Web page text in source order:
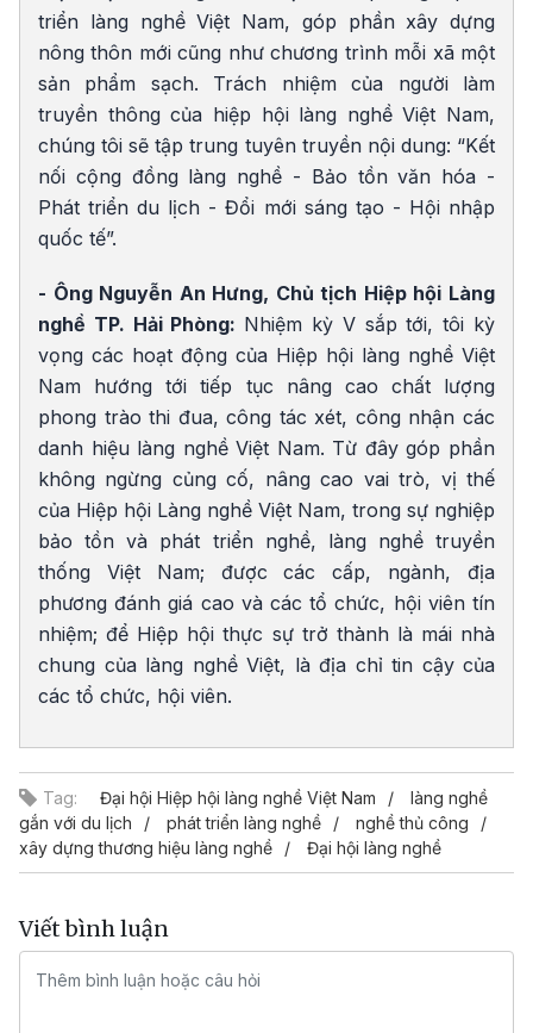
triển làng nghề Việt Nam, góp phần xây dựng
nông thôn mới cũng như chương trình mỗi xã một
sản phẩm sạch. Trách nhiệm của người làm
truyền thông của hiệp hội làng nghề Việt Nam,
chúng tôi sẽ tập trung tuyên truyền nội dung: “Kết
nối cộng đồng làng nghề - Bảo tồn văn hóa -
Phát triển du lịch - Đổi mới sáng tạo - Hội nhập
quốc tế”.
- Ông Nguyễn An Hưng, Chủ tịch Hiệp hội Làng
nghề TP. Hải Phòng: Nhiệm kỳ V sắp tới, tôi kỳ
vọng các hoạt động của Hiệp hội làng nghề Việt
Nam hướng tới tiếp tục nâng cao chất lượng
phong trào thi đua, công tác xét, công nhận các
danh hiệu làng nghề Việt Nam. Từ đây góp phần
không ngừng củng cố, nâng cao vai trò, vị thế
của Hiệp hội Làng nghề Việt Nam, trong sự nghiệp
bảo tồn và phát triển nghề, làng nghề truyền
thống Việt Nam; được các cấp, ngành, địa
phương đánh giá cao và các tổ chức, hội viên tín
nhiệm; để Hiệp hội thực sự trở thành là mái nhà
chung của làng nghề Việt, là địa chỉ tin cậy của
các tổ chức, hội viên.
Tag: Đại hội Hiệp hội làng nghề Việt Nam
làng nghề
gắn với du lịch
phát triển làng nghề
nghề thủ công
xây dựng thương hiệu làng nghề
Đại hội làng nghề
Viết bình luận